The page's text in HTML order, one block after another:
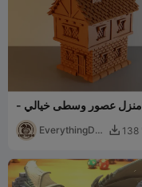
منزل عصور وسطى خيالي -
EverythingDN
 138